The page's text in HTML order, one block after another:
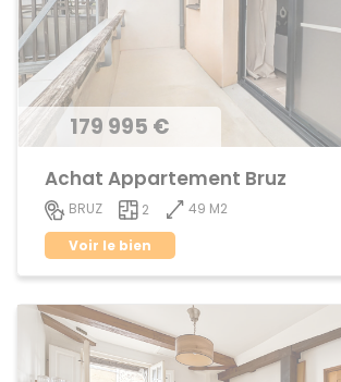
179 995 €
Achat Appartement Bruz
BRUZ 2
49 M2
Voir le bien